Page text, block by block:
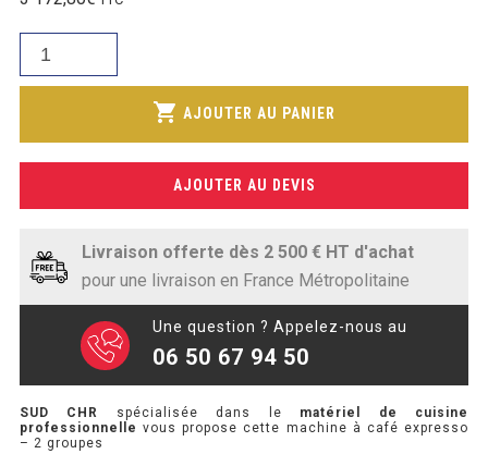
SOUBASSEMENT RÉFRIGÉRÉ
TABLE DE PRÉPARATION COMPACTE
TABLE DE PRÉPARATION 700 / 800
SALADETTE COMPACTE
SALADETTE COMPACTE VITRÉE
SALADETTE 800 VITRÉE
MEUBLE À PIZZA
MEUBLE À PIZZA COMPACT
café
groupes
shopping_cart AJOUTER AU PANIER
AJOUTER AU DEVIS
Livraison offerte dès 2 500 € HT d'achat
pour une livraison en France Métropolitaine
Une question ? Appelez-nous au
06 50 67 94 50
SUD CHR spécialisée dans le matériel de cuisine
professionnelle vous propose cette machine à café expresso
– 2 groupes